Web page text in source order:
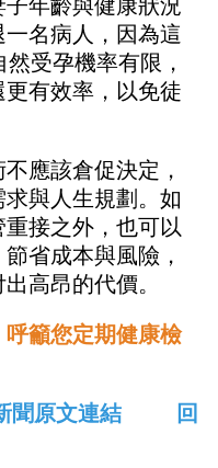
年齡與健康狀況
名病人，因為這
受孕機率有限，
有效率，以免徒
應該倉促決定，
與人生規劃。如
接之外，也可以
省成本與風險，
高昂的代價。
呼籲您定期健康檢
聞原文連結
回